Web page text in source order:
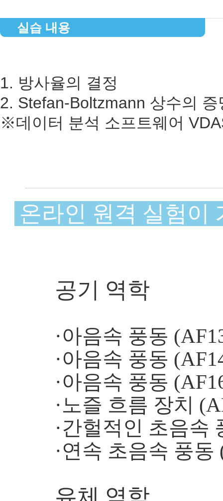
실습 내용
1. 방사율의 결정
2. Stefan-Boltzmann 상수의 증
※데이터 분석 소프트웨어
온라인 원격 실험이
공기 역학
·아음속 풍동
·아음속 풍동
·아음속 풍동
·노즐 흐름 장치
·간헐적인 초음속
·연속 초음속 풍동